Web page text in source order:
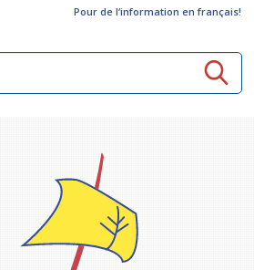
Pour de l‘information en français!
secteur culturel
Global